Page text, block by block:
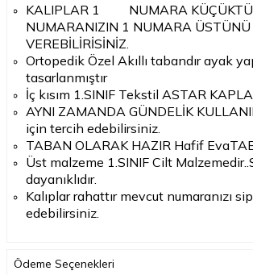
KALIPLAR 1
NUMARA
NUMARANIZIN 1 NUMARA ÜSTÜNÜ
VEREBİLİRİSİNİZ.
Ortopedik Özel Akıllı tabandır ayak
tasarlanmıştır
İç kısım 1.SINIF Tekstil ASTAR
AYNI ZAMANDA GÜNDELİK
için tercih edebilirsiniz.
TABAN OLARAK HAZIR Hafif
Üst malzeme 1.SINIF Cilt
dayanıklıdır.
Kalıplar rahattır mevcut numaranızı
edebilirsiniz.
Ödeme Seçenekleri